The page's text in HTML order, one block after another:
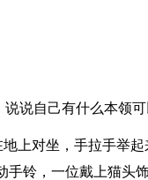
说自己有什么本领可
上对坐，手拉手举
手铃，一位戴上猫头